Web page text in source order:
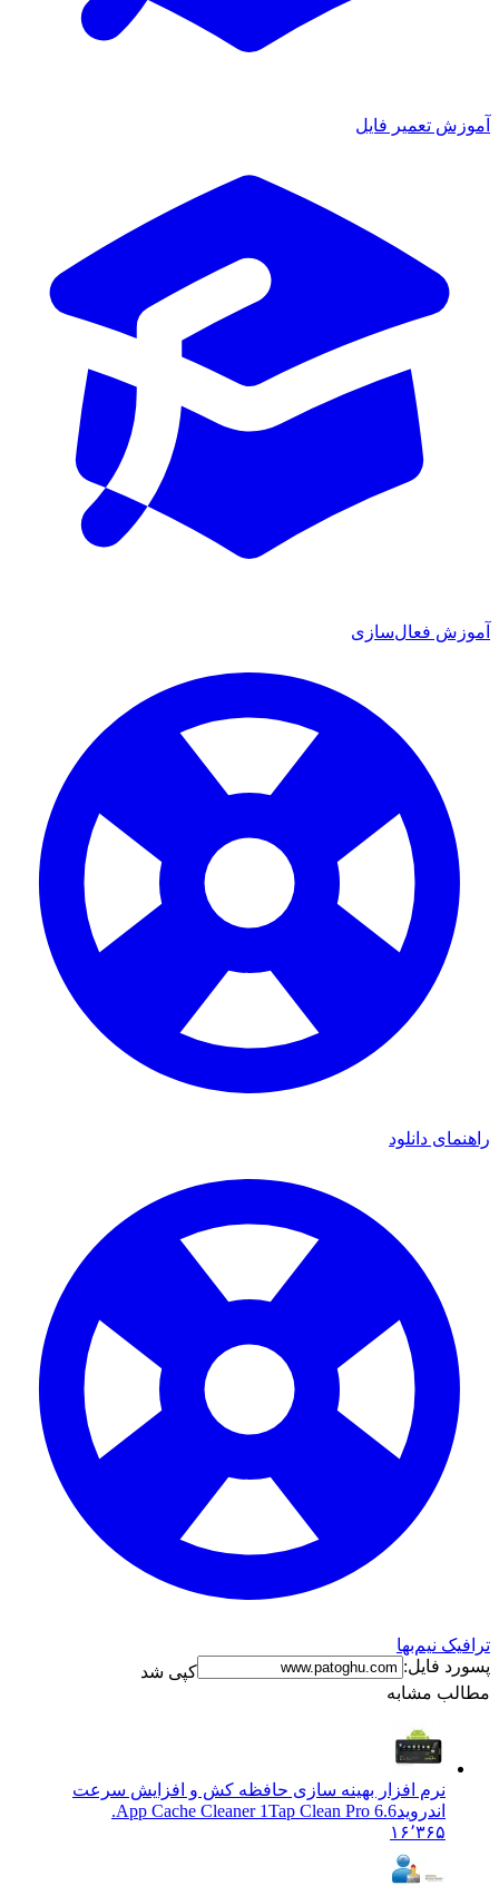
تعمیر فایل
فعال‌سازی
دانلود
نیم‌بها
فایل:
کپی شد
مشابه
نرم افزار بهینه سازی حافظه کش و افزایش سرعت
اندرویدApp Cache Cleaner 1Tap Clean Pro 6.6.
۱۶٬۳۶۵